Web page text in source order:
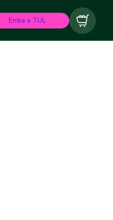
Entra a TUL Carrito